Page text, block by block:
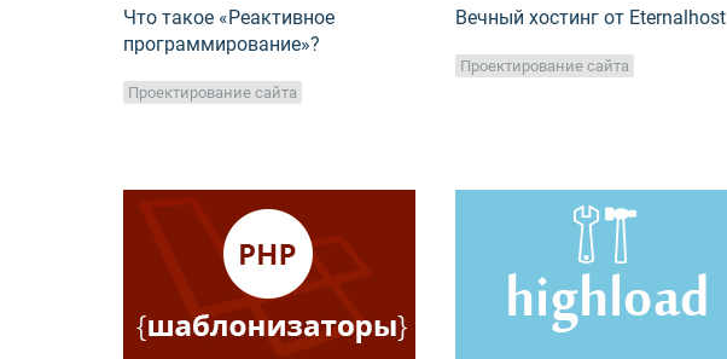
Что такое «Реактивное
программирование»?
Проектирование сайта
Вечный хостинг от Eternalhost
Проектирование сайта